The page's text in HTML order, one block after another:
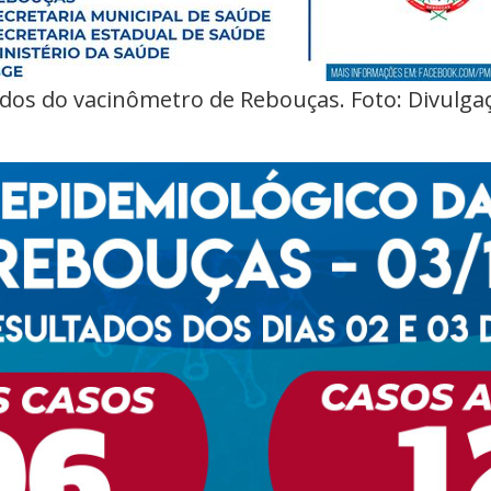
do vacinômetro de Rebouças. Foto: